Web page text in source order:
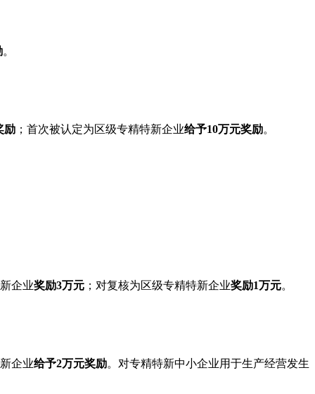
。
励 ；首次被认定为区级专精特新企业给予10万元奖励。
企业奖励3万元 ；对复核为区级专精特新企业奖励1万元。
企业给予2万元奖励。对专精特新中小企业用于生产经营发生